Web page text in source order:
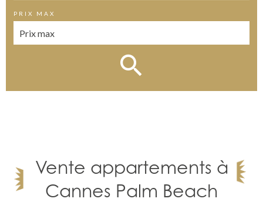
PRIX MAX
Vente appartements à
Cannes Palm Beach